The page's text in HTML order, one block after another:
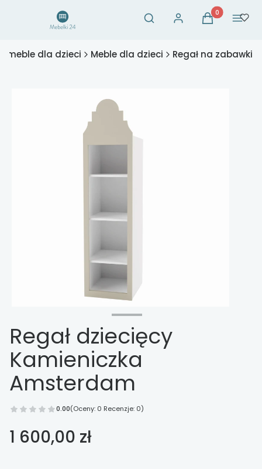
Otwórz wyszukiwarkę
Szukaj Zaloguj sięProdukty w
Koszyk Menu
meble dla dzieci Meble dla dzieci Regał na zabawki
Regał dziecięcy
Kamieniczka
Amsterdam
0.00(Oceny: 0 Recenzje: 0)
Cena
1 600,00 zł